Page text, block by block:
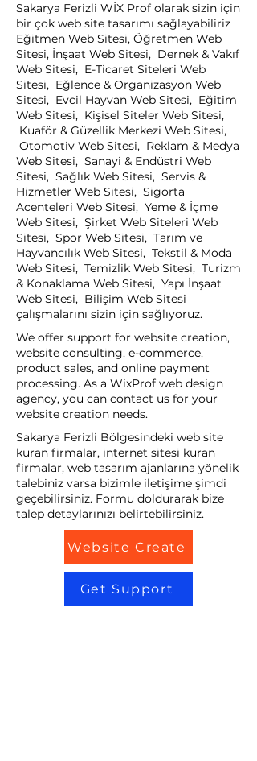
Sakarya Ferizli WİX Prof olarak sizin için
bir çok web site tasarımı sağlayabiliriz
Eğitmen Web Sitesi, Öğretmen Web
Sitesi, İnşaat Web Sitesi, Dernek & Vakıf
Web Sitesi, E-Ticaret Siteleri Web
Sitesi, Eğlence & Organizasyon Web
Sitesi, Evcil Hayvan Web Sitesi, Eğitim
Web Sitesi, Kişisel Siteler Web Sitesi,
Kuaför & Güzellik Merkezi Web Sitesi,
Otomotiv Web Sitesi, Reklam & Medya
Web Sitesi, Sanayi & Endüstri Web
Sitesi, Sağlık Web Sitesi, Servis &
Hizmetler Web Sitesi, Sigorta
Acenteleri Web Sitesi, Yeme & İçme
Web Sitesi, Şirket Web Siteleri Web
Sitesi, Spor Web Sitesi, Tarım ve
Hayvancılık Web Sitesi, Tekstil & Moda
Web Sitesi, Temizlik Web Sitesi, Turizm
& Konaklama Web Sitesi, Yapı İnşaat
Web Sitesi, Bilişim Web Sitesi
çalışmalarını sizin için sağlıyoruz.
We offer support for website creation,
website consulting, e-commerce,
product sales, and online payment
processing. As a WixProf web design
agency, you can contact us for your
website creation needs.
Sakarya Ferizli Bölgesindeki web site
kuran firmalar, internet sitesi kuran
firmalar, web tasarım ajanlarına yönelik
talebiniz varsa bizimle iletişime şimdi
geçebilirsiniz. Formu doldurarak bize
talep detaylarınızı belirtebilirsiniz.
Website Create
Get Support